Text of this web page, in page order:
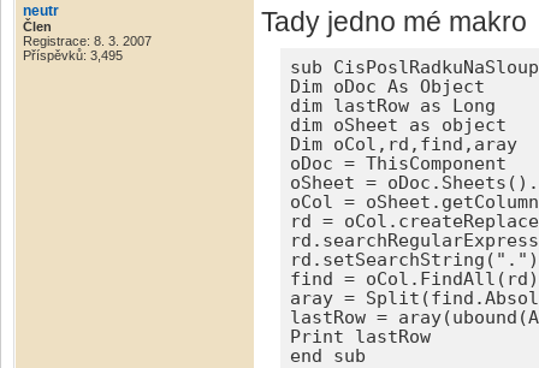
neutr
Člen
Registrace: 8. 3. 2007
Příspěvků: 3,495
Tady jedno mé makro
sub
Dim oDoc As Object
dim lastRow as Long
dim oSheet as object
Dim oCol,rd,find,aray
oDoc = ThisComponent
oSheet =
oCol =
rd =
rd.setSearchString(".")
find = oCol.FindAll(rd)
aray =
lastRow =
Print lastRow
end sub